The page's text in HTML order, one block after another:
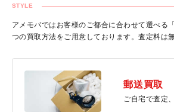
STYLE
アメモバではお客様のご都合に合わせて選べる
つの買取方法をご用意しております。査定料は無
郵送買取
ご自宅で査定